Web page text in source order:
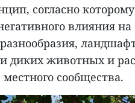
согласно
влияния на
диких животных и
сообщества.